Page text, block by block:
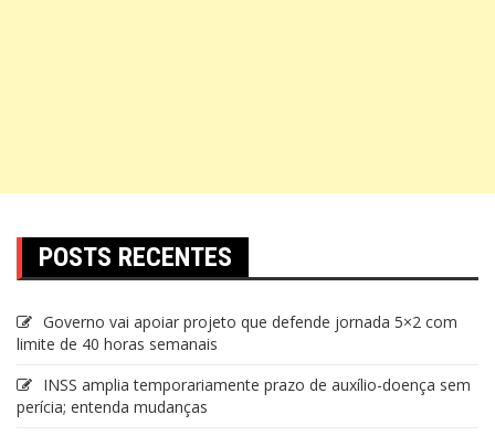
POSTS RECENTES
Governo vai apoiar projeto que defende jornada 5×2 com
limite de 40 horas semanais
INSS amplia temporariamente prazo de auxílio-doença sem
perícia; entenda mudanças